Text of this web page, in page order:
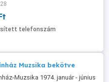
telefonszám
Muzsika bekötve
Muzsika 1974. január - június